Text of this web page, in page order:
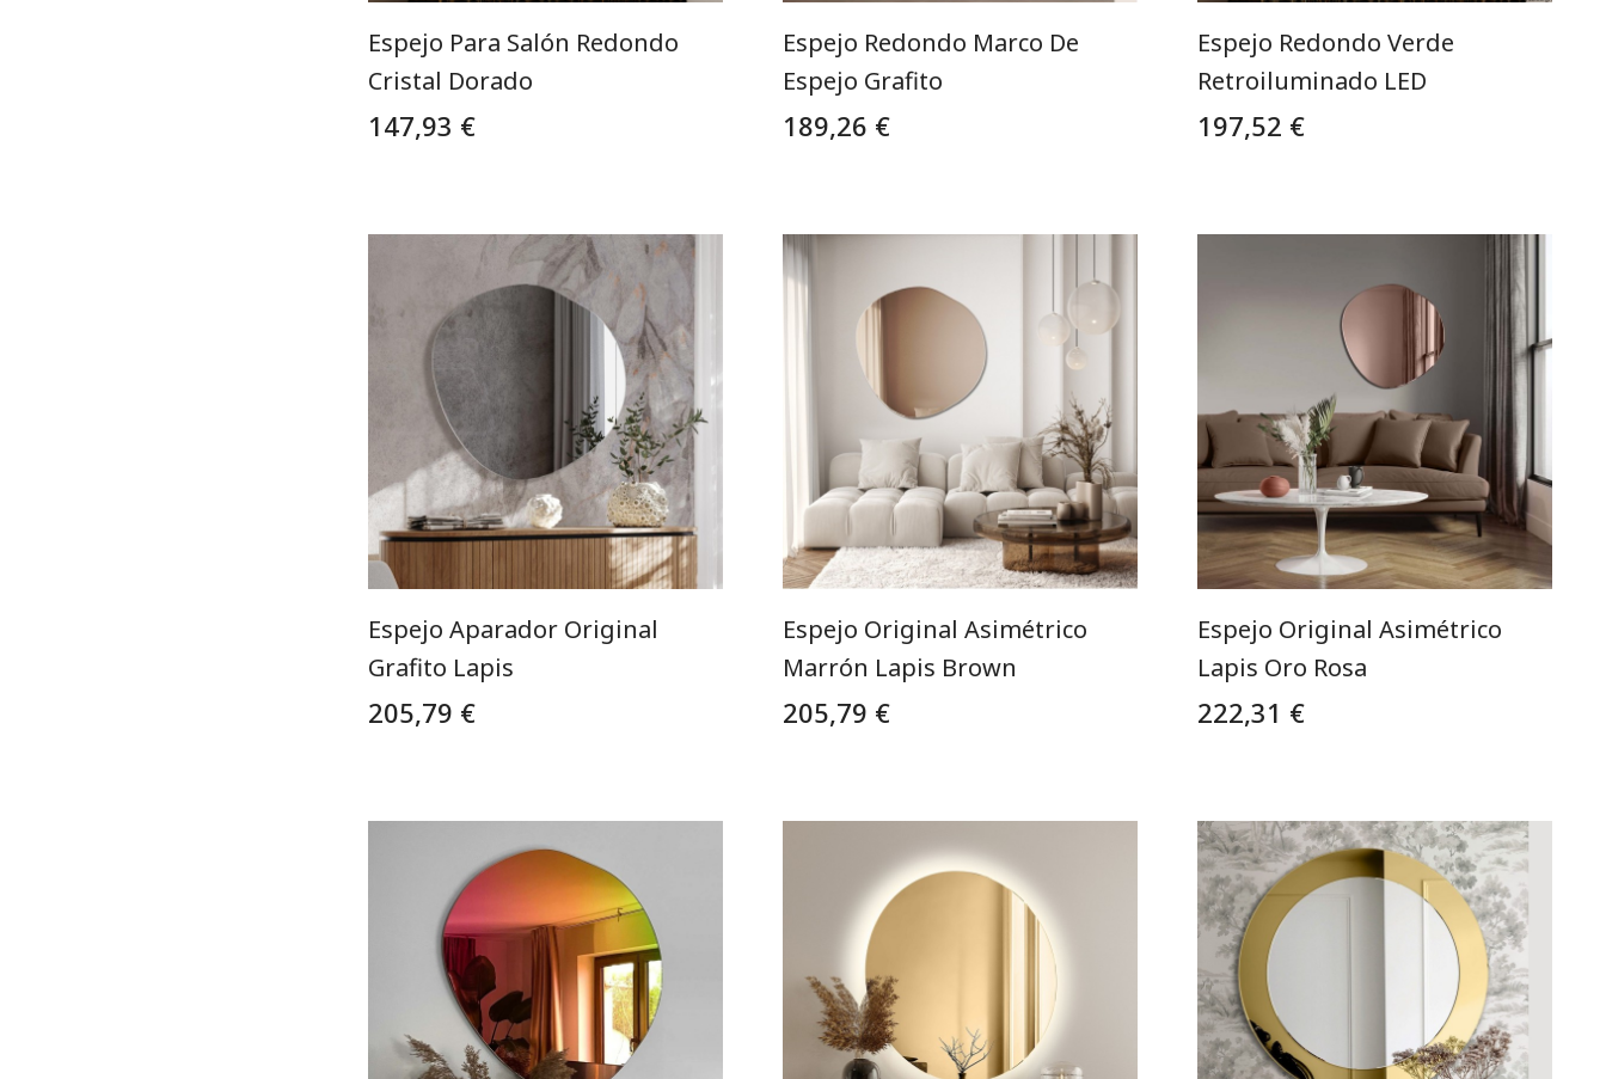
Espejo Para Salón Redondo
Cristal Dorado
147,93 €
Espejo Redondo Marco De
Espejo Grafito
189,26 €
Espejo Redondo Verde
Retroiluminado LED
197,52 €
Espejo Aparador Original
Grafito Lapis
205,79 €
Espejo Original Asimétrico
Marrón Lapis Brown
205,79 €
Espejo Original Asimétrico
Lapis Oro Rosa
222,31 €